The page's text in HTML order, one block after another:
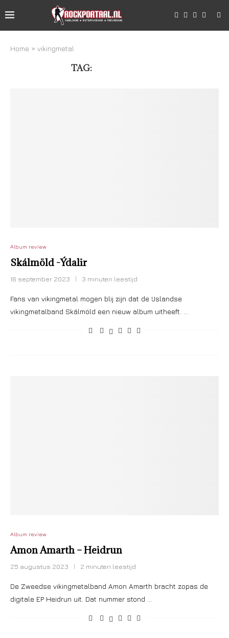
Home » vikingmetal
TAG:
Album review
Skálmöld -Ýdalir
16 september 2023 3 minuten leestijd
Fans van vikingmetal mogen blij zijn dat de IJslandse
vikingmetalband Skálmöld een nieuw album uitheeft. …
Album review
Amon Amarth – Heidrun
25 augustus 2023 2 minuten leestijd
De Zweedse vikingmetalband Amon Amarth bracht zopas de
digitale EP Heidrun uit. Dat nummer stond …